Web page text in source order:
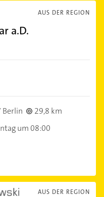
AUS DER REGION
a.D.
Berlin
29,8 km
um 08:00
AUS DER REGION